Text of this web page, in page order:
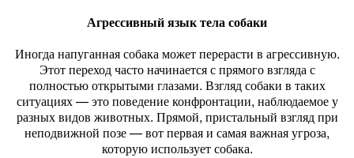
Агрессивный язык тела собаки
Иногда напуганная собака может перерасти в агрессивную.
Этот переход часто начинается с прямого взгляда с
полностью открытыми глазами. Взгляд собаки в таких
ситуациях — это поведение конфронтации, наблюдаемое у
разных видов животных. Прямой, пристальный взгляд при
неподвижной позе — вот первая и самая важная угроза,
которую использует собака.